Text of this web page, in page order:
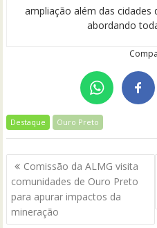
ampliação além das cidades
abordando
Destaque Ouro Preto
Navegação
de
Post
Comissão da ALMG visita
comunidades de Ouro Preto
para apurar impactos da
mineração